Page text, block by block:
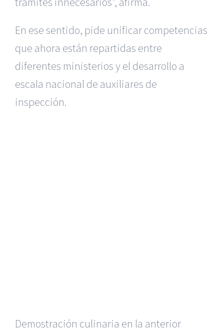
En ese sentido, pide unificar competencias
que ahora están repartidas entre
diferentes ministerios y el desarrollo a
escala nacional de auxiliares de
inspección.
Demostración culinaria en la anterior